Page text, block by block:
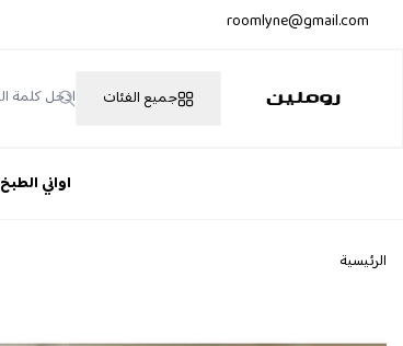
roomlyne@gmail.com
روملين جميع الفئات
اواني الطبخ
الرئيسية